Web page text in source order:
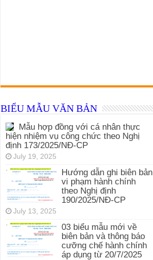
BIỂU MẪU VĂN BẢN
Mẫu hợp đồng với cá nhân thực
hiện nhiệm vụ công chức theo Nghị
định 173/2025/NĐ-CP
July 19, 2025
Hướng dẫn ghi biên bản
vi phạm hành chính
theo Nghị định
190/2025/NĐ-CP
July 13, 2025
03 biểu mẫu mới về
biên bản và thông báo
cưỡng chế hành chính
áp dụng từ 20/7/2025